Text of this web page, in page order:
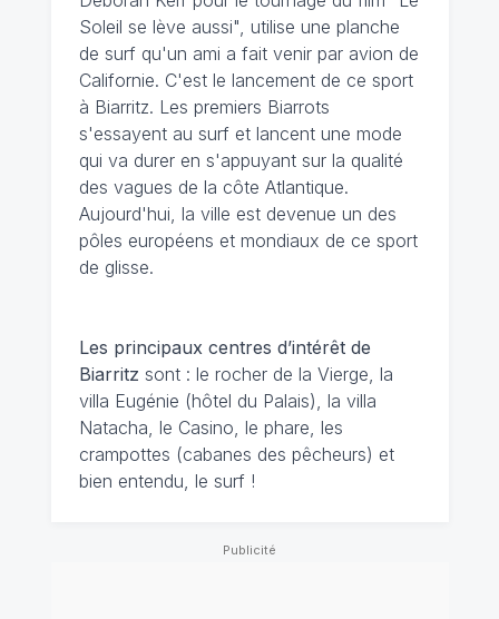
Soleil se lève aussi", utilise une planche
de surf qu'un ami a fait venir par avion de
Californie. C'est le lancement de ce sport
à Biarritz. Les premiers Biarrots
s'essayent au surf et lancent une mode
qui va durer en s'appuyant sur la qualité
des vagues de la côte Atlantique.
Aujourd'hui, la ville est devenue un des
pôles européens et mondiaux de ce sport
de glisse.
Les principaux centres d’intérêt de
Biarritz sont : le rocher de la Vierge, la
villa Eugénie (hôtel du Palais), la villa
Natacha, le Casino, le phare, les
crampottes (cabanes des pêcheurs) et
bien entendu, le surf !